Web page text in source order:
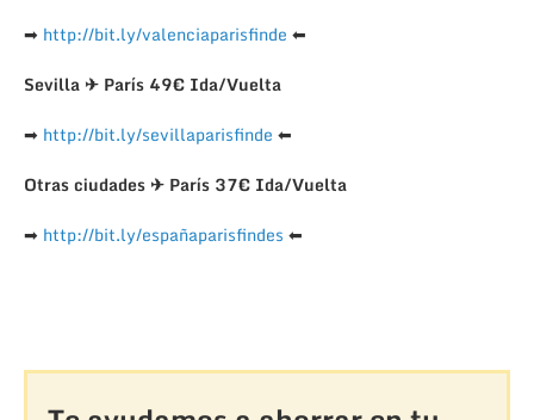
➡ http://bit.ly/valenciaparisfinde ⬅
Sevilla ✈ París 49€ Ida/Vuelta
➡ http://bit.ly/sevillaparisfinde ⬅
Otras ciudades ✈ París 37€ Ida/Vuelta
➡ http://bit.ly/españaparisfindes ⬅